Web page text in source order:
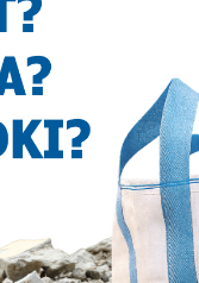
Zabrzu” – Nowe